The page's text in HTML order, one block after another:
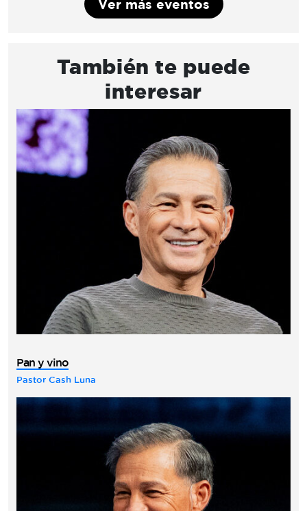
Ver más eventos
También te puede
interesar
Pan y vino
Pastor Cash Luna